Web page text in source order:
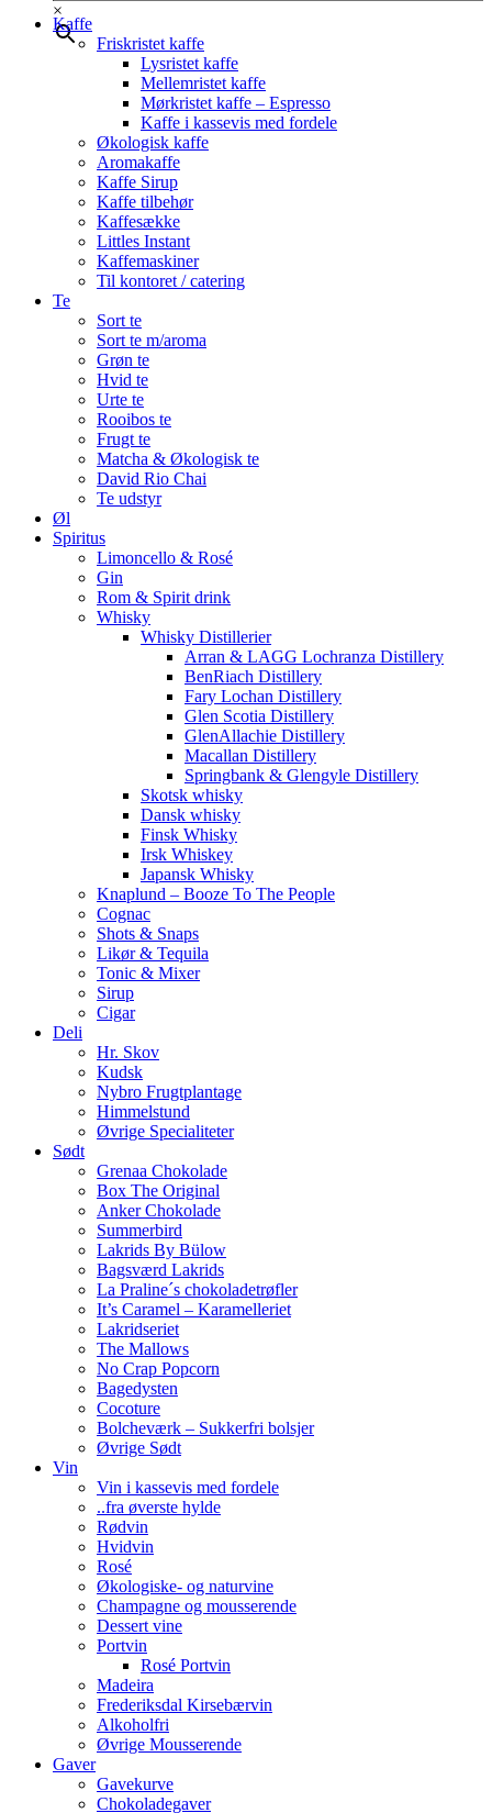
×
Kaffe
Friskristet kaffe
Lysristet kaffe
Mellemristet kaffe
Mørkristet kaffe – Espresso
Kaffe i kassevis med fordele
Økologisk kaffe
Aromakaffe
Kaffe Sirup
Kaffe tilbehør
Kaffesække
Littles Instant
Kaffemaskiner
Til kontoret / catering
Te
Sort te
Sort te m/aroma
Grøn te
Hvid te
Urte te
Rooibos te
Frugt te
Matcha & Økologisk te
David Rio Chai
Te udstyr
Øl
Spiritus
Limoncello & Rosé
Gin
Rom & Spirit drink
Whisky
Whisky Distillerier
Arran & LAGG Lochranza Distillery
BenRiach Distillery
Fary Lochan Distillery
Glen Scotia Distillery
GlenAllachie Distillery
Macallan Distillery
Springbank & Glengyle Distillery
Skotsk whisky
Dansk whisky
Finsk Whisky
Irsk Whiskey
Japansk Whisky
Knaplund – Booze To The People
Cognac
Shots & Snaps
Likør & Tequila
Tonic & Mixer
Sirup
Cigar
Deli
Hr. Skov
Kudsk
Nybro Frugtplantage
Himmelstund
Øvrige Specialiteter
Sødt
Grenaa Chokolade
Box The Original
Anker Chokolade
Summerbird
Lakrids By Bülow
Bagsværd Lakrids
La Praline´s chokoladetrøfler
It’s Caramel – Karamelleriet
Lakridseriet
The Mallows
No Crap Popcorn
Bagedysten
Cocoture
Bolcheværk – Sukkerfri bolsjer
Øvrige Sødt
Vin
Vin i kassevis med fordele
..fra øverste hylde
Rødvin
Hvidvin
Rosé
Økologiske- og naturvine
Champagne og mousserende
Dessert vine
Portvin
Rosé Portvin
Madeira
Frederiksdal Kirsebærvin
Alkoholfri
Øvrige Mousserende
Gaver
Gavekurve
Chokoladegaver